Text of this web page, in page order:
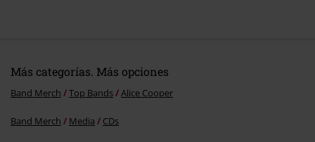
Más categorías. Más opciones
Band Merch Top Bands Alice Cooper
Band Merch Media CDs